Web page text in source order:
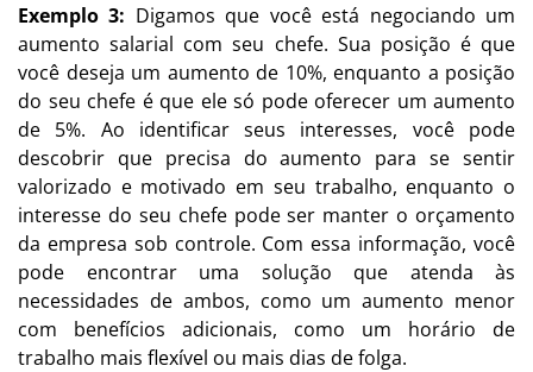
Exemplo 3: Digamos que você está negociando um
aumento salarial com seu chefe. Sua posição é que
você deseja um aumento de 10%, enquanto a posição
do seu chefe é que ele só pode oferecer um aumento
de 5%. Ao identificar seus interesses, você pode
descobrir que precisa do aumento para se sentir
valorizado e motivado em seu trabalho, enquanto o
interesse do seu chefe pode ser manter o orçamento
da empresa sob controle. Com essa informação, você
pode encontrar uma solução que atenda às
necessidades de ambos, como um aumento menor
com benefícios adicionais, como um horário de
trabalho mais flexível ou mais dias de folga.